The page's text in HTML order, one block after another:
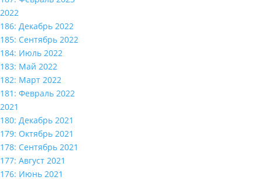
2022
186: Декабрь 2022
185: Сентябрь 2022
184: Июль 2022
183: Май 2022
182: Март 2022
181: Февраль 2022
2021
180: Декабрь 2021
179: Октябрь 2021
178: Сентябрь 2021
177: Август 2021
176: Июнь 2021